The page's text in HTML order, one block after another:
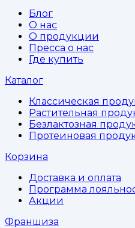
Блог
О нас
О продукции
Пресса о нас
Где купить
Каталог
Классическая
Растительная
Безлактозная
Протеиновая
Корзина
Доставка и оплата
Программа
Акции
Франшиза